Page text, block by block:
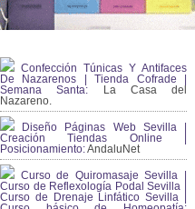
Confección Túnicas Y Antifaces
De Nazarenos | Tienda Cofrade |
Semana Santa: La Casa del
Nazareno.
Diseño Páginas Web Sevilla |
Creación Tiendas Online |
Posicionamiento:AndaluNet
Curso de Quiromasaje Sevilla |
Curso de Reflexología Podal Sevilla |
Curso de Drenaje Linfático Sevilla |